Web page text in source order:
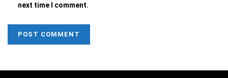
next time I comment.